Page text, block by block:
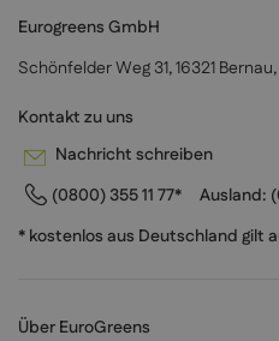
Eurogreens GmbH
Schönfelder Weg 31, 16321
Kontakt zu uns
Nachricht schreiben
(0800) 355 11 77*
Ausland:
* kostenlos aus Deutschland gilt
Über EuroGreens